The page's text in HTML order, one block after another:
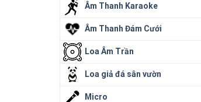
Âm Thanh Karaoke
Âm Thanh Đám Cưới
Loa Âm Trần
Loa giả đá sân vườn
Micro